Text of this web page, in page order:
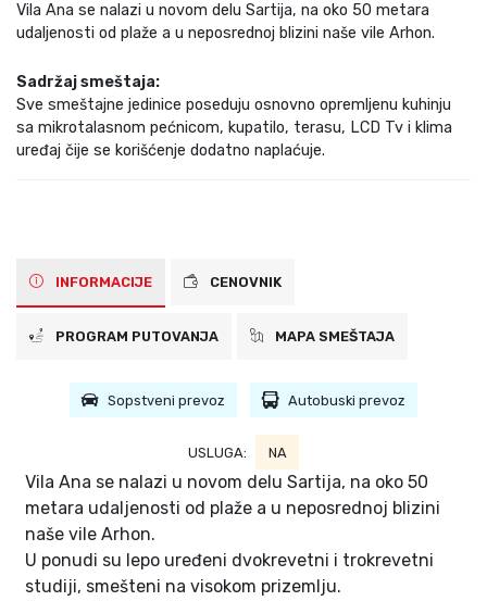
Vila Ana se nalazi u novom delu Sartija, na oko 50 metara
udaljenosti od plaže a u neposrednoj blizini naše vile Arhon.
Sadržaj smeštaja:
Sve smeštajne jedinice poseduju osnovno opremljenu kuhinju
sa mikrotalasnom pećnicom, kupatilo, terasu, LCD Tv i klima
uređaj čije se korišćenje dodatno naplaćuje.
INFORMACIJE CENOVNIK
PROGRAM PUTOVANJA MAPA SMEŠTAJA
Sopstveni prevoz Autobuski prevoz
USLUGA: NA
Vila Ana se nalazi u novom delu Sartija, na oko 50
metara udaljenosti od plaže a u neposrednoj blizini
naše vile Arhon.
U ponudi su lepo uređeni dvokrevetni i trokrevetni
studiji, smešteni na visokom prizemlju.